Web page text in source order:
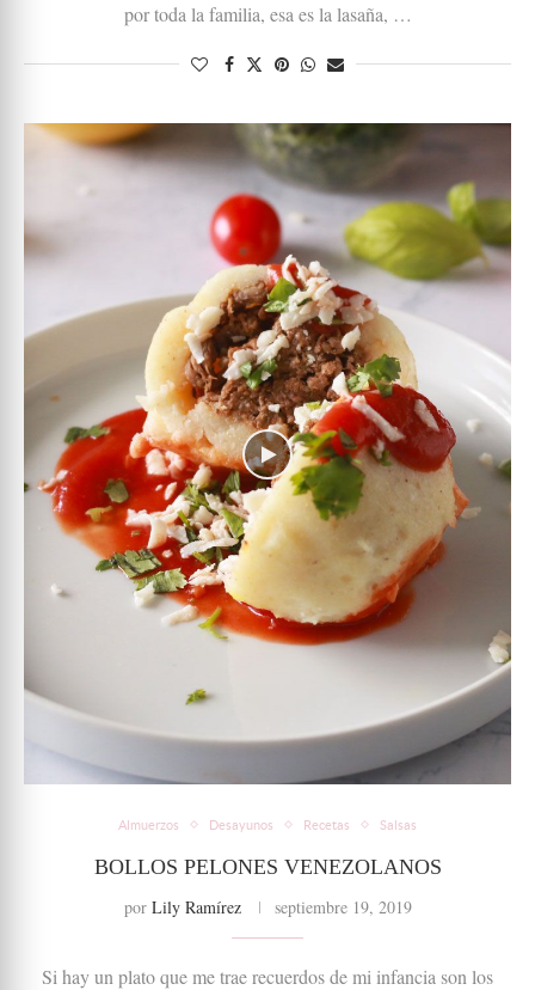
por toda la familia, esa es la lasaña, …
Almuerzos Desayunos Recetas Salsas
BOLLOS PELONES VENEZOLANOS
por Lily Ramírez septiembre 19, 2019
Si hay un plato que me trae recuerdos de mi infancia son los